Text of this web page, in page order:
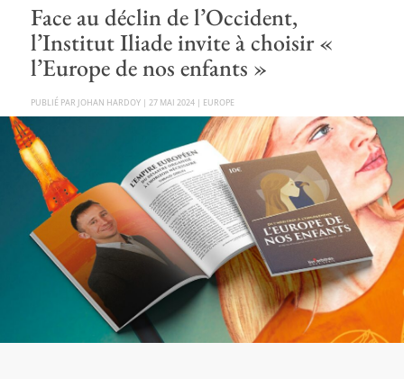
Face au déclin de l’Occident,
l’Institut Iliade invite à choisir «
l’Europe de nos enfants »
PAR JOHAN HARDOY| 27 MAI 2024| EUROPE